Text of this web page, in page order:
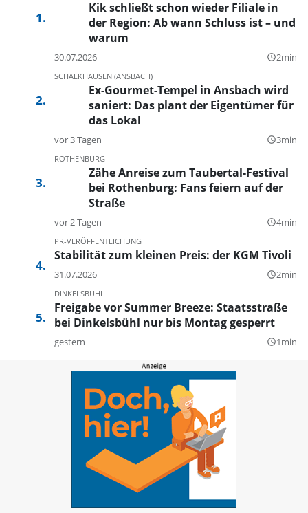
Kik schließt schon wieder Filiale in
der Region: Ab wann Schluss ist – und
warum
30.07.2026 query_builder2min
SCHALKHAUSEN (ANSBACH)
Ex-Gourmet-Tempel in Ansbach wird
saniert: Das plant der Eigentümer für
das Lokal
vor 3 Tagen query_builder3min
ROTHENBURG
Zähe Anreise zum Taubertal-Festival
bei Rothenburg: Fans feiern auf der
Straße
vor 2 Tagen query_builder4min
PR-VERÖFFENTLICHUNG
Stabilität zum kleinen Preis: der KGM Tivoli
31.07.2026 query_builder2min
DINKELSBÜHL
Freigabe vor Summer Breeze: Staatsstraße
bei Dinkelsbühl nur bis Montag gesperrt
gestern query_builder1min